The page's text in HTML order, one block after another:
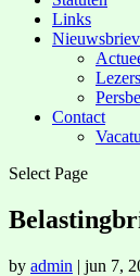
Links
Contact
Select Page
by admin | jun 7,